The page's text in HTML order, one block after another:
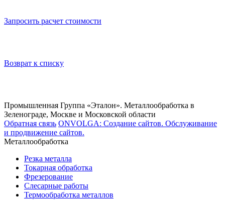
Запросить расчет стоимости
Возврат к списку
Промышленная Группа «Эталон». Металлообработка в
Зеленограде, Москве и Московской области
Обратная связь ONVOLGA: Создание сайтов. Обслуживание
и продвижение сайтов.
Металлообработка
Резка металла
Токарная обработка
Фрезерование
Слесарные работы
Термообработка металлов